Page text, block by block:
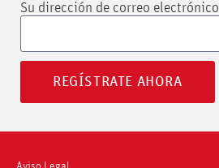
Su dirección de correo electrónico
REGÍSTRATE AHORA